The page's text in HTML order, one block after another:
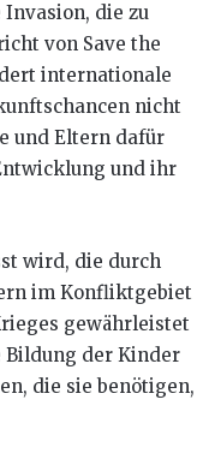
die zu
von Save the
internationale
nicht
und Eltern dafür
und ihr
wird, die durch
im Konfliktgebiet
gewährleistet
Bildung der Kinder
die sie benötigen,